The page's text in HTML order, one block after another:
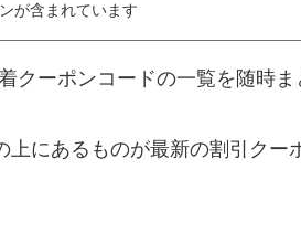
が含まれています
クーポンコードの一覧を随時ま
にあるものが最新の割引クー